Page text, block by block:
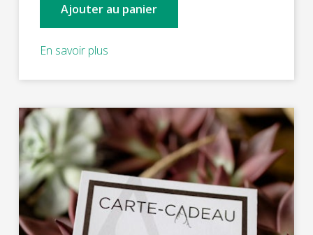
Ajouter au panier
En savoir plus